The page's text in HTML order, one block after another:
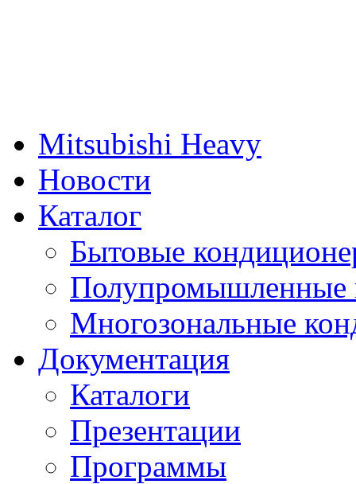
Mitsubishi Heavy
Новости
Каталог
Бытовые
Полупромышленные
Многозональные
Документация
Каталоги
Презентации
Программы